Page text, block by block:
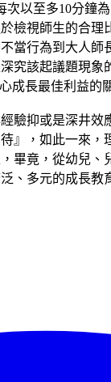
以至多10分
視師生的合
行為到大人
該起議題現
成長最佳利益的
抑或是深井
，如此一來
竟，從幼兒
、多元的成長教